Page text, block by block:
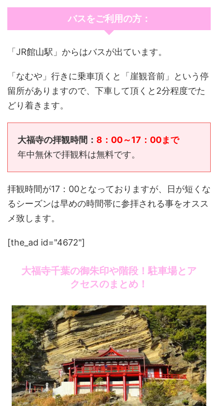
バスをご利用の方：
「JR館山駅」からはバスが出ています。
「なむや」行きに乗車頂くと「崖観音前」という停
留所がありますので、下車して頂くと2分程度でた
どり着きます。
大福寺の拝観時間： 8：00～17：00まで
年中無休で拝観料は無料です。
拝観時間が17：00となっておりますが、日が短くな
るシーズンは早めの時間帯に参拝される事をオスス
メ致します。
[the_ad id="4672"]
大福寺千葉の御朱印や階段！駐車場とア
クセスのまとめ！